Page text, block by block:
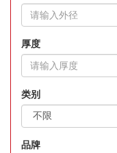
厚度
类别
品牌